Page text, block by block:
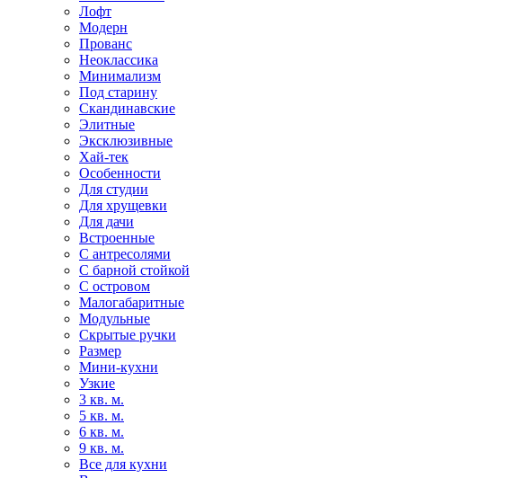
Лофт
Модерн
Прованс
Неоклассика
Минимализм
Под старину
Скандинавские
Элитные
Эксклюзивные
Хай-тек
Особенности
Для студии
Для хрущевки
Для дачи
Встроенные
С антресолями
С барной стойкой
С островом
Малогабаритные
Модульные
Скрытые ручки
Размер
Мини-кухни
Узкие
3 кв. м.
5 кв. м.
6 кв. м.
9 кв. м.
Все для кухни